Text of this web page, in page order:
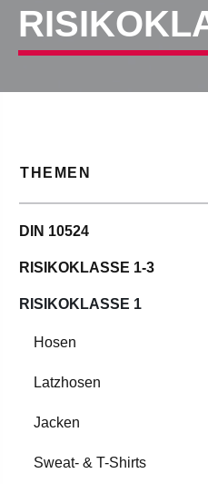
THEMEN
DIN 10524
RISIKOKLASSE 1-3
RISIKOKLASSE 1
Hosen
Latzhosen
Jacken
Sweat- & T-Shirts